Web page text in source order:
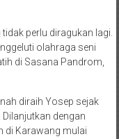
perlu diragukan lagi.
olahraga seni
di Sasana Pandrom,
diraih Yosep sejak
dengan
di Karawang mulai